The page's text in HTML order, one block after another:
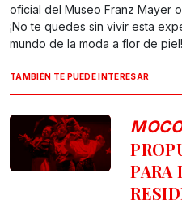
oficial del Museo Franz Mayer
¡No te quedes sin vivir esta
mundo de la moda a flor de piel!
TAMBIÉN TE PUEDE INTERESAR
PARA